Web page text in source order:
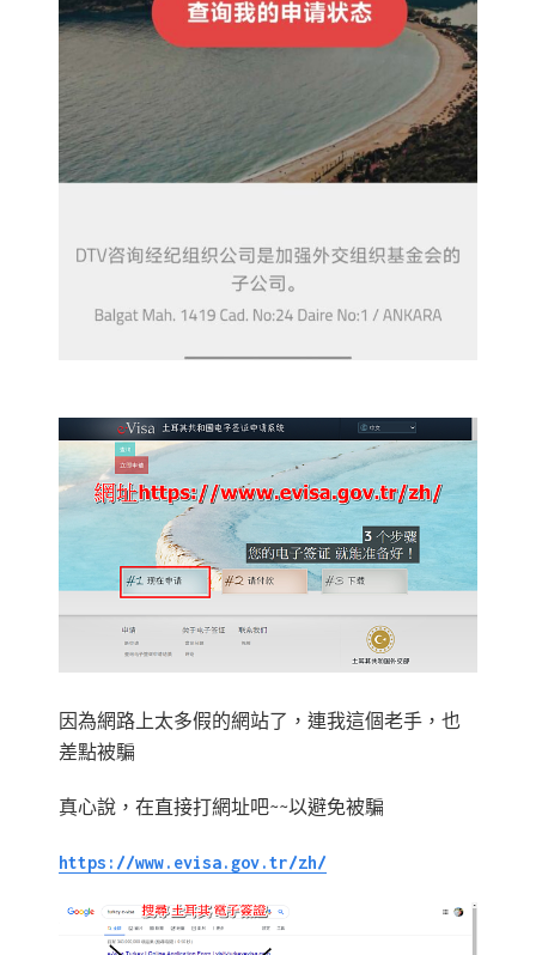
因為網路上太多假的網站了，連我這個老手，也
差點被騙
真心說，在直接打網址吧~~以避免被騙
https://www.evisa.gov.tr/zh/